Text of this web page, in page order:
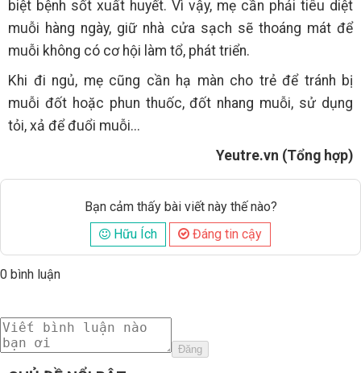
biệt bệnh sốt xuất huyết. Vì vậy, mẹ cần phải tiêu diệt
muỗi hàng ngày, giữ nhà cửa sạch sẽ thoáng mát để
muỗi không có cơ hội làm tổ, phát triển.
Khi đi ngủ, mẹ cũng cần hạ màn cho trẻ để tránh bị
muỗi đốt hoặc phun thuốc, đốt nhang muỗi, sử dụng
tỏi, xả để đuổi muỗi...
Yeutre.vn (Tổng hợp)
Bạn cảm thấy bài viết này thế nào?
Hữu Ích
Đáng tin cậy
0 bình luận